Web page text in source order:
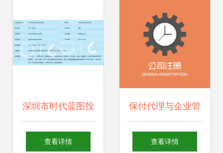
深圳市时代蓝图投
资咨询 投资兴办实
查看详情
保付代理与企业管
理咨询 实体经济回
查看详情